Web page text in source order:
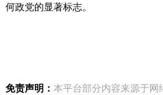
何政党的显著标志。
免责声明： 本平台部分内容来源于网